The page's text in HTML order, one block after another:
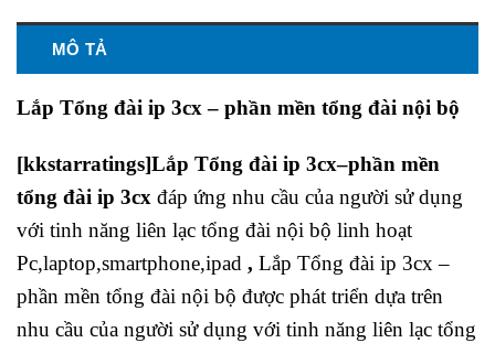
MÔ TẢ
Lắp Tổng đài ip 3cx – phần mền tổng đài nội bộ
[kkstarratings]Lắp Tổng đài ip 3cx–phần mền
tổng đài ip 3cx đáp ứng nhu cầu của người sử dụng
với tinh năng liên lạc tổng đài nội bộ linh hoạt
Pc,laptop,smartphone,ipad , Lắp Tổng đài ip 3cx –
phần mền tổng đài nội bộ được phát triển dựa trên
nhu cầu của người sử dụng với tinh năng liên lạc tổng